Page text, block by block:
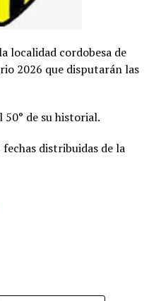
localidad cordobesa de
2026 que disputarán las
50° de su historial.
distribuidas de la